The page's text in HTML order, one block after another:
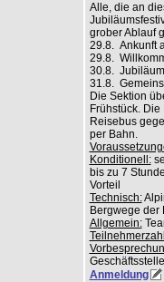
Alle, die an
grober Ablauf
29.8. Ankunft
29.8.
30.8.
31.8.
Die Sektion
Frühstück.
Reisebus
per Bahn.
Konditionell:
bis zu 7
Vorteil
Technisch:
Bergwege
Allgemein:
Anmeldung